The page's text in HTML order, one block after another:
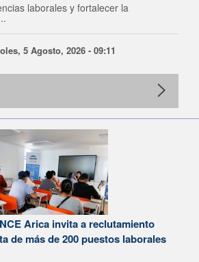
laborales y fortalecer la
5 Agosto, 2026 - 09:11
Arica invita a reclutamiento
de más de 200 puestos laborales